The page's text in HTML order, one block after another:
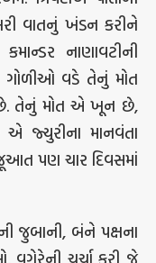
વાતનું ખંડન કરીને
નાણાવટીની
ગોળીઓ વડે તેનું મોત
છે. તેનું મોત એ ખૂન છે,
જ્યુરીના માનવંતા
પણ ચાર દિવસમાં
જુબાની, બંને પક્ષના